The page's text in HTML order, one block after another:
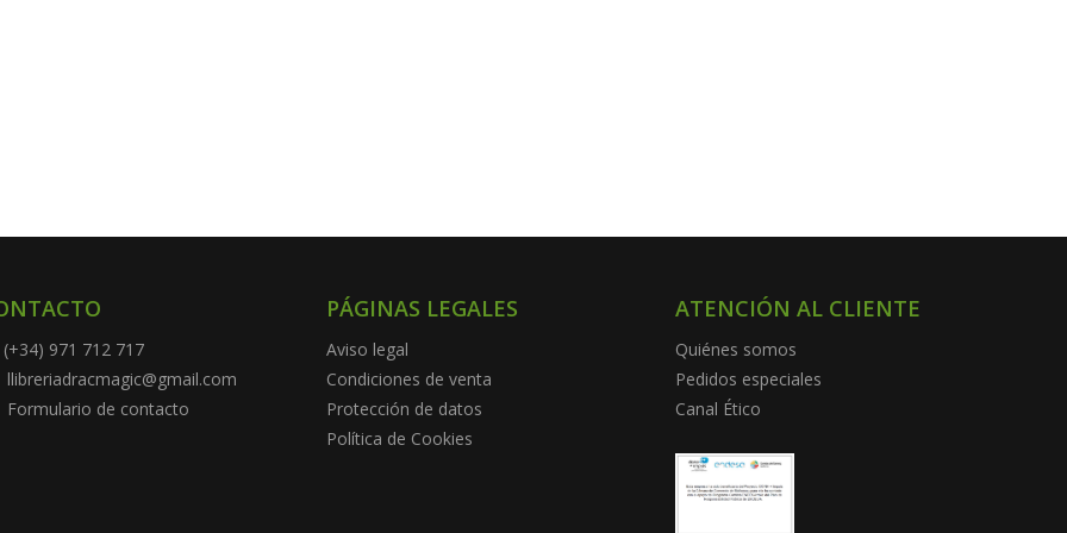
(+34) 971 712 717
llibreriadracmagic@gmail.com
Formulario de contacto
PÁGINAS LEGALES
Aviso legal
Condiciones de venta
Protección de datos
Política de Cookies
ATENCIÓN AL CLIENTE
Quiénes somos
Pedidos especiales
Canal Ético